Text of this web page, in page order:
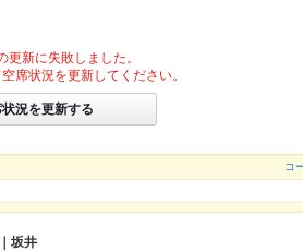
更新に失敗しました。
席状況を更新してください。
状況を更新する
コ
坂井